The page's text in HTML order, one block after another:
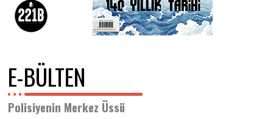
E-BÜLTEN
Polisiyenin Merkez Üssü